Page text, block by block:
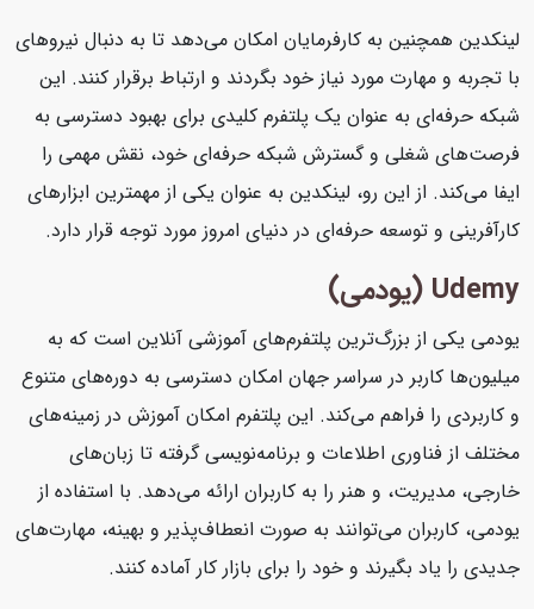
لینکدین همچنین به کارفرمایان امکان می‌دهد تا به دنبال نیروهای
با تجربه و مهارت مورد نیاز خود بگردند و ارتباط برقرار کنند. این
شبکه حرفه‌ای به عنوان یک پلتفرم کلیدی برای بهبود دسترسی به
فرصت‌های شغلی و گسترش شبکه حرفه‌ای خود، نقش مهمی را
ایفا می‌کند. از این رو، لینکدین به عنوان یکی از مهمترین ابزارهای
کارآفرینی و توسعه حرفه‌ای در دنیای امروز مورد توجه قرار دارد.
Udemy (یودمی)
یودمی یکی از بزرگ‌ترین پلتفرم‌های آموزشی آنلاین است که به
میلیون‌ها کاربر در سراسر جهان امکان دسترسی به دوره‌های متنوع
و کاربردی را فراهم می‌کند. این پلتفرم امکان آموزش در زمینه‌های
مختلف از فناوری اطلاعات و برنامه‌نویسی گرفته تا زبان‌های
خارجی، مدیریت، و هنر را به کاربران ارائه می‌دهد. با استفاده از
یودمی، کاربران می‌توانند به صورت انعطاف‌پذیر و بهینه، مهارت‌های
جدیدی را یاد بگیرند و خود را برای بازار کار آماده کنند.